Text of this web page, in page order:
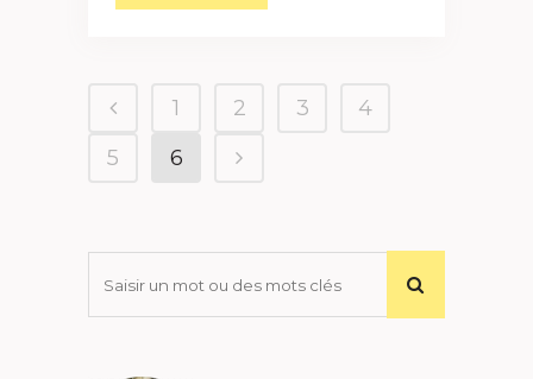
1 2 3
4
5
6